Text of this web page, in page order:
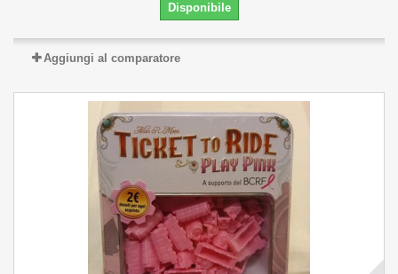
Disponibile
Aggiungi al comparatore